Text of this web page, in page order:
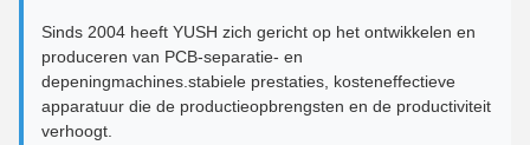
Sinds 2004 heeft YUSH zich gericht op het ontwikkelen en
produceren van PCB-separatie- en
depeningmachines.stabiele prestaties, kosteneffectieve
apparatuur die de productieopbrengsten en de productiviteit
verhoogt.